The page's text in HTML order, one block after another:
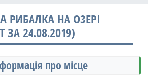
РИБАЛКА НА ОЗЕРІ
ЗА 24.08.2019)
про місце